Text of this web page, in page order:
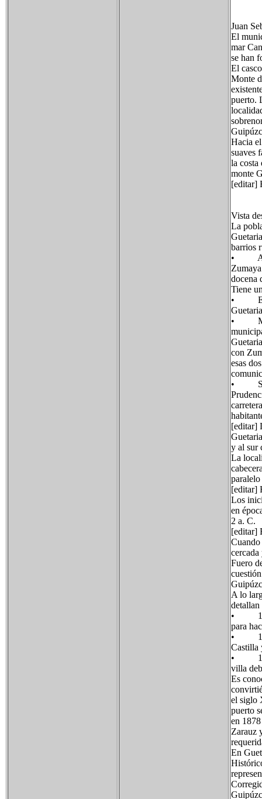
Juan
El
mar
se han
El
Monte
puerto.
Hacia
suaves
la costa
monte
[editar]
Vista
La
barrios
•
docena
Tiene
•
•
con
esas
• San
[editar]
y al sur
La
[editar]
Los
en
2 a. C.
[editar]
Fuero
A lo
•
para
•
Castilla
•
villa
Es
el siglo
puerto
en
Zarauz
En